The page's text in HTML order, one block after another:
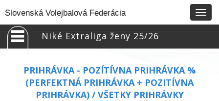
Slovenská Volejbalová Federácia
Niké Extraliga ženy 25/26
PRIHRÁVKA - POZÍTÍVNA PRIHRÁVKA %
(PERFEKTNÁ PRIHRÁVKA + POZITÍVNA
PRIHRÁVKA) / VŠETKY PRIHRÁVKY